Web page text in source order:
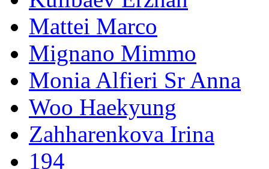
Mattei Marco
Mignano Mimmo
Monia Alfieri Sr Anna
Woo Haekyung
Zahharenkova Irina
194